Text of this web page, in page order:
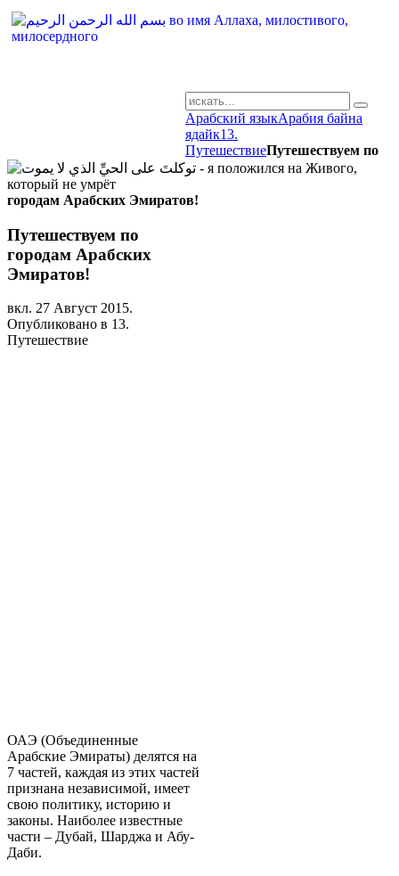
Арабский языкАрабия байна
ядайк13.
ПутешествиеПутешествуем по
городам Арабских Эмиратов!
Путешествуем по
городам Арабских
Эмиратов!
вкл. 27 Август 2015.
Опубликовано в 13.
Путешествие
ОАЭ (Объединенные
Арабские Эмираты) делятся на
7 частей, каждая из этих частей
признана независимой, имеет
свою политику, историю и
законы. Наиболее известные
части – Дубай, Шарджа и Абу-
Даби.